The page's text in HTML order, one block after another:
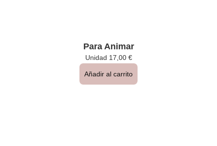
Para Animar
Unidad 17,00 €
Añadir al carrito